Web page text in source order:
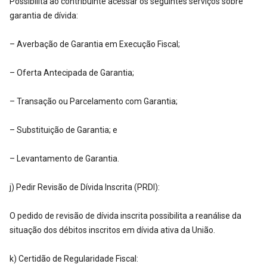
garantia de dívida:
– Averbação de Garantia em Execução Fiscal;
– Oferta Antecipada de Garantia;
– Transação ou Parcelamento com Garantia;
– Substituição de Garantia; e
– Levantamento de Garantia.
j) Pedir Revisão de Dívida Inscrita (PRDI):
O pedido de revisão de dívida inscrita possibilita a reanálise da
situação dos débitos inscritos em dívida ativa da União.
k) Certidão de Regularidade Fiscal: